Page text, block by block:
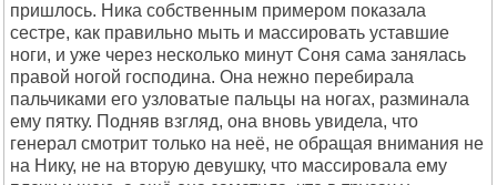
пришлось. Ника собственным примером показала
сестре, как правильно мыть и массировать уставшие
ноги, и уже через несколько минут Соня сама занялась
правой ногой господина. Она нежно перебирала
пальчиками его узловатые пальцы на ногах, разминала
ему пятку. Подняв взгляд, она вновь увидела, что
генерал смотрит только на неё, не обращая внимания не
на Нику, не на вторую девушку, что массировала ему